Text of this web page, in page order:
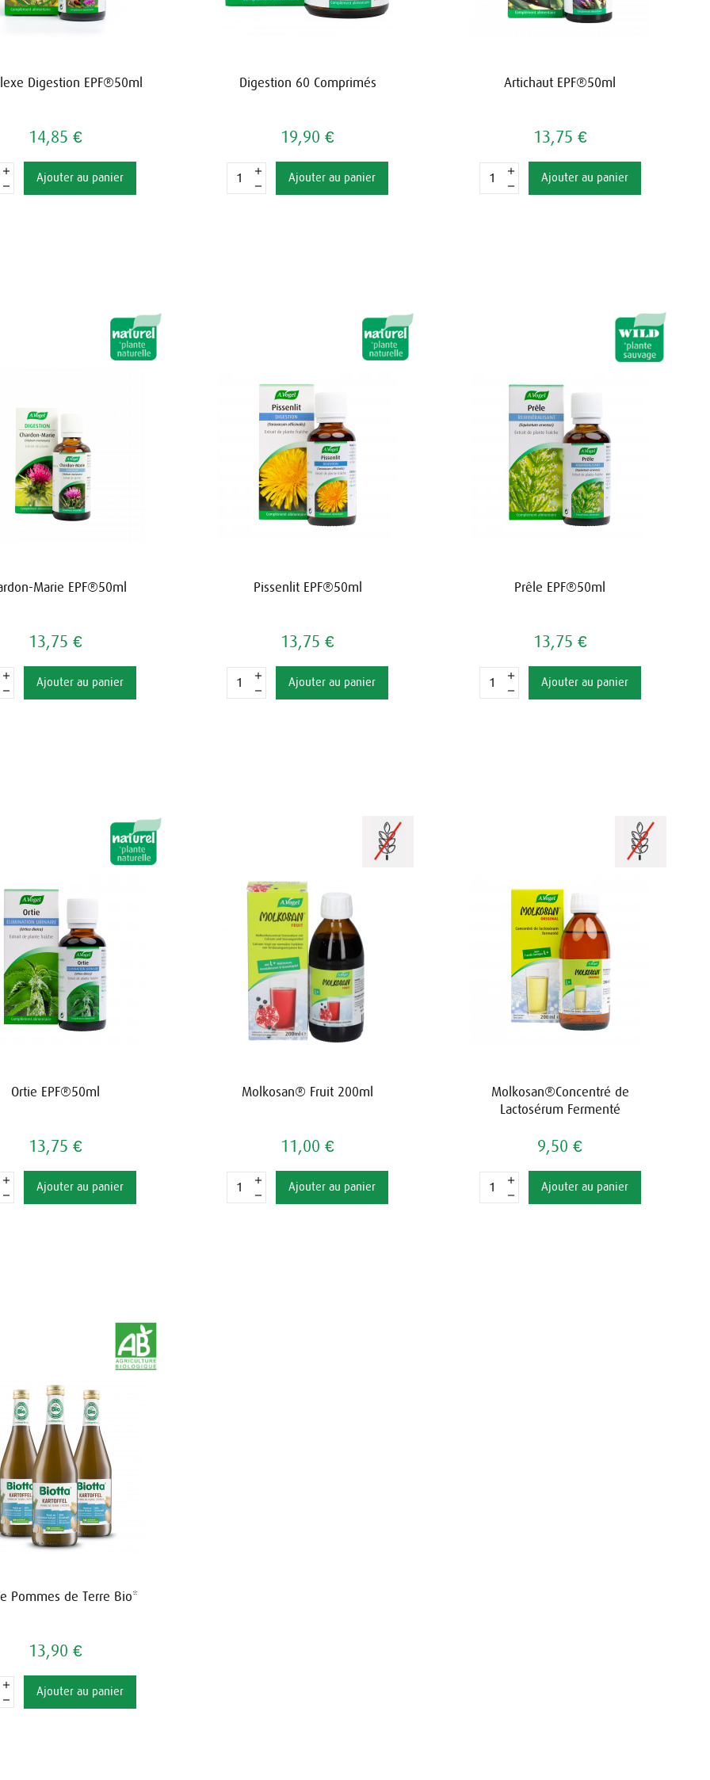
Digestion EPF®50ml
14,85 €
Ajouter au panier
Digestion 60 Comprimés
19,90 €
Ajouter au panier
Artichaut EPF®50ml
13,75 €
Ajouter au panier
Marie EPF®50ml
13,75 €
Ajouter au panier
Pissenlit EPF®50ml
13,75 €
Ajouter au panier
Prêle EPF®50ml
13,75 €
Ajouter au panier
Ortie EPF®50ml
13,75 €
Ajouter au panier
Molkosan® Fruit 200ml
11,00 €
Ajouter au panier
Molkosan®Concentré de
Lactosérum Fermenté
9,50 €
Ajouter au panier
Pommes de Terre Bio*
13,90 €
Ajouter au panier